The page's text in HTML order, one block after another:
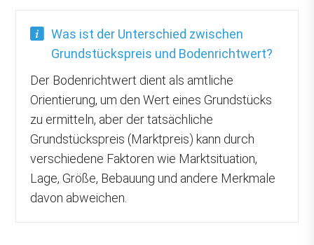
Was ist der Unterschied zwischen
Grundstückspreis und Bodenrichtwert?
Der Bodenrichtwert dient als amtliche
Orientierung, um den Wert eines Grundstücks
zu ermitteln, aber der tatsächliche
Grundstückspreis (Marktpreis) kann durch
verschiedene Faktoren wie Marktsituation,
Lage, Größe, Bebauung und andere Merkmale
davon abweichen.